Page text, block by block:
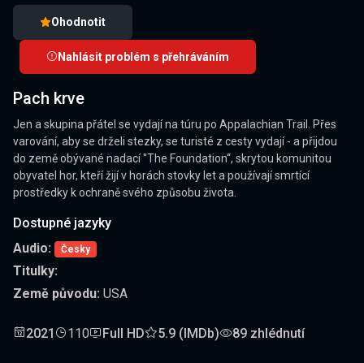
Ohodnotit
Nahlásit problém s přehráváním
Pach krve
Jen a skupina přátel se vydají na túru po Appalachian Trail. Přes
varování, aby se drželi stezky, se turisté z cesty vydají - a přijdou
do země obývané nadací "The Foundation“, skrytou komunitou
obyvatel hor, kteří žijí v horách stovky let a používají smrtící
prostředky k ochraně svého způsobu života.
Dostupné jazyky
Audio:
Česky
Titulky:
Země původu: USA
2021 110 Full HD 5.9 (IMDb) 89 zhlédnutí